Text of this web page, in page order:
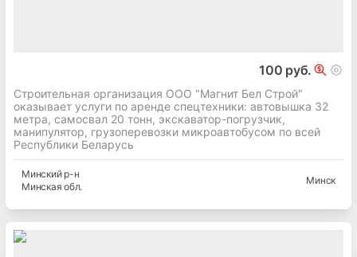
100 руб.
Строительная организация ООО "Магнит Бел Строй"
оказывает услуги по аренде спецтехники: автовышка 32
метра, самосвал 20 тонн, экскаватор-погрузчик,
манипулятор, грузоперевозки микроавтобусом по всей
Республики Беларусь
Минскийр-н
Минская обл.
Минск